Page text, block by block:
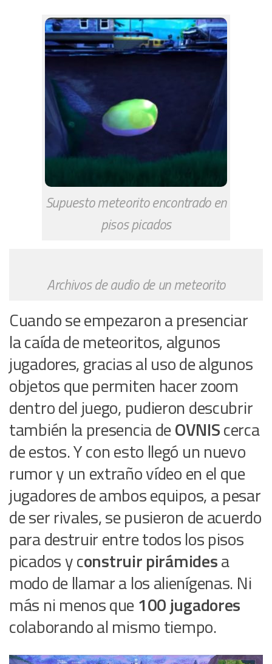
Supuesto meteorito encontrado en
pisos picados
Archivos de audio de un meteorito
Cuando se empezaron a presenciar
la caída de meteoritos, algunos
jugadores, gracias al uso de algunos
objetos que permiten hacer zoom
dentro del juego, pudieron descubrir
también la presencia deOVNIScerca
de estos. Y con esto llegó un nuevo
rumor y un extraño vídeo en el que
jugadores de ambos equipos, a pesar
de ser rivales, se pusieron de acuerdo
para destruir entre todos los pisos
picados y construir pirámidesa
modo de llamar a los alienígenas. Ni
más ni menos que100 jugadores
colaborando al mismo tiempo.